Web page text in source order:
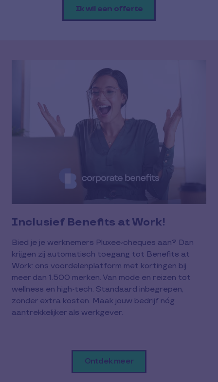
Ik wil een offerte
Inclusief Benefits at Work!
Bied je je werknemers Pluxee-cheques aan? Dan
krijgen zij automatisch toegang tot Benefits at
Work: ons voordelenplatform met kortingen bij
meer dan 1.500 merken. Van mode en reizen tot
wellness en high-tech. Standaard inbegrepen,
zonder extra kosten. Maak jouw bedrijf nóg
aantrekkelijker als werkgever.
Ontdek meer